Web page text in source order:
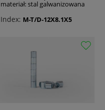
materiał: stal galwanizowana
Index: M-T/D-12X8.1X5